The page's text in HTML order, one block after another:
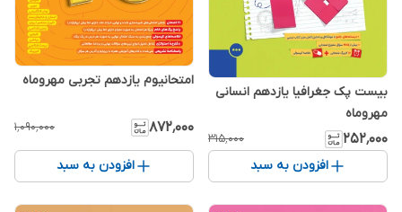
بیست پک جغرافیا یازدهم انسانی
مهروماه
۲۵۲٬۰۰۰ ۳۱۵٬۰۰۰
افزودن به سبد
امتحانیوم یازدهم تجربی مهروماه
۸۷۲٬۰۰۰ ۱٬۰۹۰٬۰۰۰
افزودن به سبد